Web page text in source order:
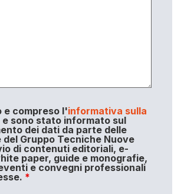
e compreso l'informativa sulla
e sono stato informato sul
dei dati da parte delle
del Gruppo Tecniche Nuove
di contenuti editoriali, e-
paper, guide e monografie,
e convegni professionali
*